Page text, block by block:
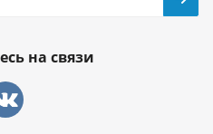
на связи